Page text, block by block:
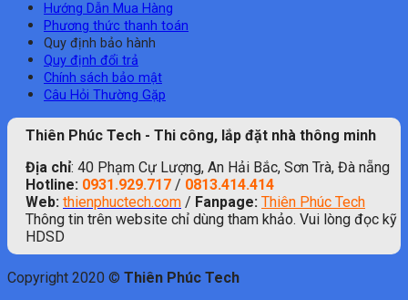
Hướng Dẫn Mua Hàng
Phương thức thanh toán
Quy định bảo hành
Quy định đổi trả
Chính sách bảo mật
Câu Hỏi Thường Gặp
Thiên Phúc Tech - Thi công, lắp đặt nhà thông minh
Địa chỉ: 40 Phạm Cự Lượng, An Hải Bắc, Sơn Trà, Đà nẵng
Hotline: 0931.929.717 / 0813.414.414
Web: thienphuctech.com / Fanpage: Thiên Phúc Tech
Thông tin trên website chỉ dùng tham khảo. Vui lòng đọc kỹ
HDSD
Copyright 2020 © Thiên Phúc Tech